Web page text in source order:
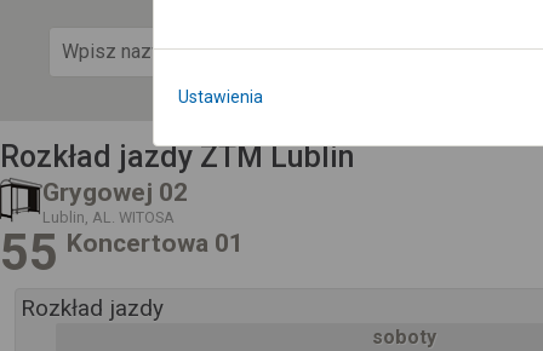
Rozkład jazdy ZTM Lublin
Grygowej 02
Lublin, AL. WITOSA
55 Koncertowa 01
Rozkład jazdy
soboty
Ustawienia